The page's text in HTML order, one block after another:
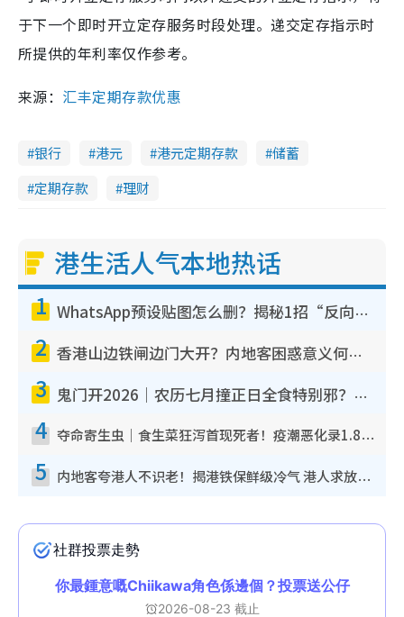
于下一个即时开立定存服务时段处理。递交定存指示时
所提供的年利率仅作参考。
来源： 汇丰定期存款优惠
银行 港元 港元定期存款
储蓄
定期存款
理财
港生活人气本地热话
1 WhatsApp预设贴图怎么删？揭秘1招“反向操作”还原简洁界面 附3步实测教程
2 香港山边铁闸边门大开？内地客困惑意义何在！网友神回复：这种叫法理性防御
3 鬼门开2026｜农历七月撞正日全食特别邪？专家警告切忌做一事！揭4大禁忌+2招保平安
4 夺命寄生虫｜食生菜狂泻首现死者！疫潮恶化录1.8万宗病例 揭洗菜3大谬误
5 内地客夸港人不识老！揭港铁保鲜级冷气 港人求放过：别投诉